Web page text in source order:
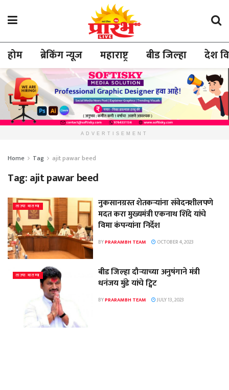
होम ब्रेकिंग न्यूज महाराष्ट्र बीड जिल्हा देश
ADVERTISEMENT
Home Tag ajit pawar beed
Tag:ajit pawar beed
ताज्या बातम्या
नुकसानग्रस्त शेतकऱ्यांना संवेदनशीलपणे
मदत करा मुख्यमंत्री एकनाथ शिंदे यांचे
विमा कंपन्यांना निर्देश
BYPRARAMBH TEAM OCTOBER 4, 2023
ताज्या बातम्या
बीड जिल्हा दौऱ्याच्या अनुषंगाने मंत्री
धनंजय मुंडे यांचे ट्विट
BYPRARAMBH TEAM JULY 13, 2023